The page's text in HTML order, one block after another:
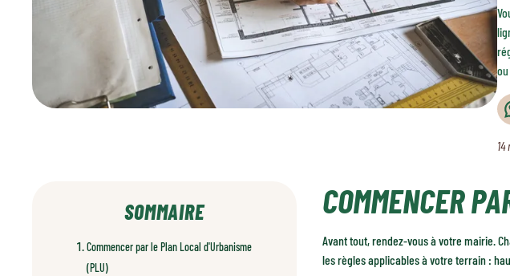
SOMMAIRE
Commencer par le Plan Local d'Urbanisme
(PLU)
COMMENCER
Avant tout, rendez-vous à votre mairie.
les règles applicables à votre terrain :